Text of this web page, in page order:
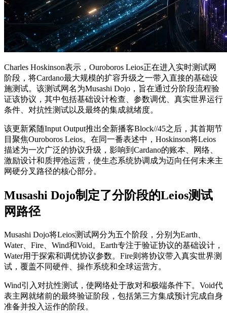
Charles Hoskinson表示，Ouroboros Leios正在进入实时测试网
阶段，将Cardano最大规模的扩容升级之一带入直接的基础设
施测试。该测试网名为Musashi Dojo，旨在通过分阶段流程验
证该协议，其中包括基础设计检查、参数调优、真实世界运行
条件、对抗性测试以及最终的集成就绪度。
该更新紧随Input Output推出全新播客Block//45之后，其首期节
目聚焦Ouroboros Leios。在同一番表述中，Hoskinson将Leios
描述为一次广泛的协议升级，影响到Cardano的账本、网络、
激励设计和质押池运营，使生态系统协调成为迈向任何未来主
网硬分叉路径的核心部分。
Musashi Dojo制定了分阶段的Leios测试
网路径
Musashi Dojo将Leios测试网分为五个阶段，分别为Earth、
Water、Fire、Wind和Void。Earth专注于验证协议的基础设计，
Water用于探索和调优协议参数。Fire则将协议带入真实世界测
试，覆盖不同硬件、操作系统和全球运营方。
Wind引入对抗性测试，使网络处于敌对和极端条件下。Void代
表主网就绪前的最终验证阶段，包括第三方集成预计完成自身
准备并投入运作的阶段。